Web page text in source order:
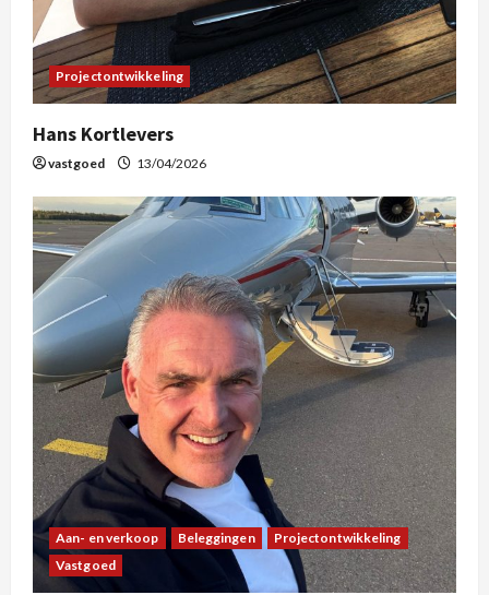
Projectontwikkeling
Hans Kortlevers
vastgoed 13/04/2026
Aan- en verkoop Beleggingen
Projectontwikkeling
Vastgoed